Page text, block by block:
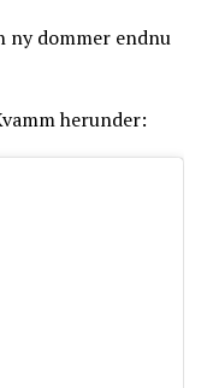
ny dommer endnu
herunder: